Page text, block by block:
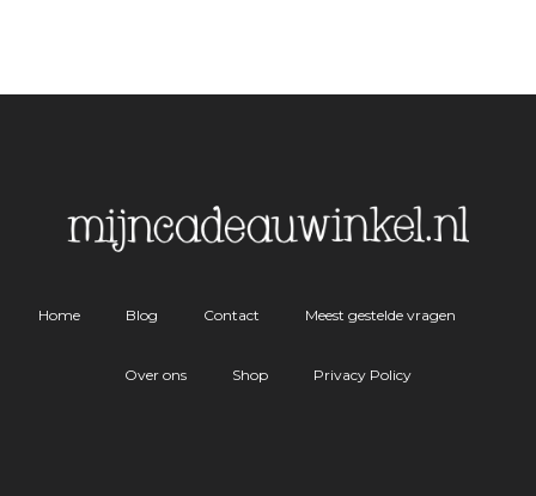
Home Blog Contact Meest gestelde vragen
Over ons Shop Privacy Policy